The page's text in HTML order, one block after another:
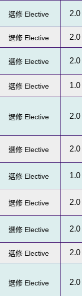
選修 Elective 2.0
選修 Elective 2.0
選修 Elective 2.0
選修 Elective 1.0
選修 Elective 2.0
選修 Elective 2.0
選修 Elective 1.0
選修 Elective 2.0
選修 Elective 2.0
選修 Elective 2.0
選修 Elective 2.0